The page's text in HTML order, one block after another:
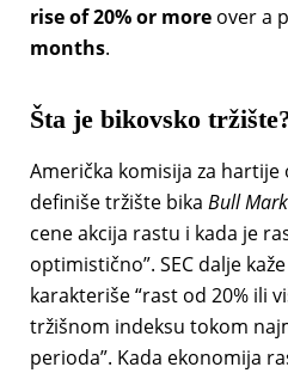
rise of 20% or moreover a
months.
Šta je bikovsko
Američka komisija za
definiše tržište bika Bull
cene akcija rastu i kada je
optimistično”. SEC dalje
karakteriše “rast od 20% ili
tržišnom indeksu tokom
perioda”. Kada ekonomija